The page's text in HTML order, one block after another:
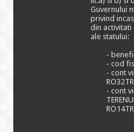
Guvernului
privind
din activitati
ale statului:
-
- cod
- cont
- cont